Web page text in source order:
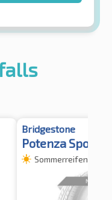
Bridgestone
Potenza Sport
Sommerreifen